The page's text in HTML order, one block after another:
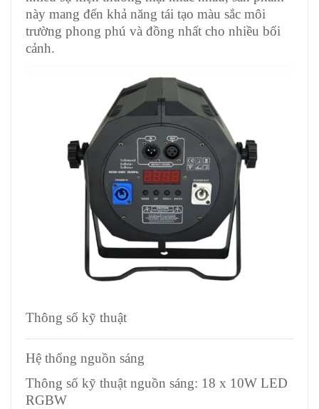
này mang đến khả năng tái tạo màu sắc môi
trường phong phú và đồng nhất cho nhiều bối
cảnh.
Thông số kỹ thuật
Hệ thống nguồn sáng
Thông số kỹ thuật nguồn sáng: 18 x 10W LED
RGBW